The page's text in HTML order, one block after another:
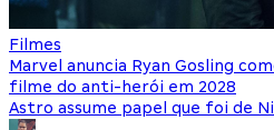
Filmes
Marvel anuncia Ryan Gosling
filme do anti-herói em 2028
Astro assume papel que foi de